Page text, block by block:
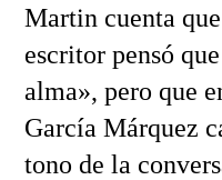
Martin cuenta
escritor pensó
alma», pero que
García Márquez
tono de la